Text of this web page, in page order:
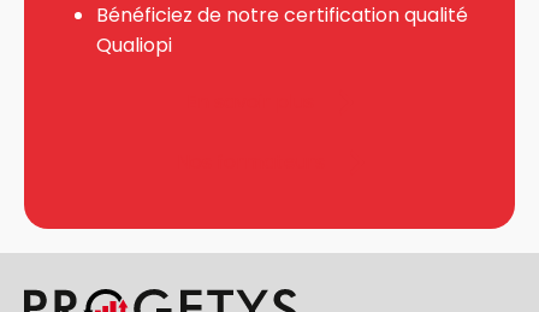
Bénéficiez de notre certification qualité
Qualiopi